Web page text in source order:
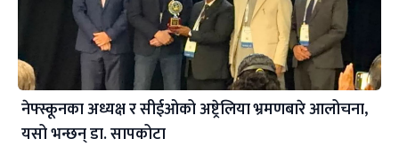
नेफ्स्कूनका अध्यक्ष र सीईओको अष्ट्रेलिया भ्रमणबारे आलोचना,
यसो भन्छन् डा‍. सापकोटा